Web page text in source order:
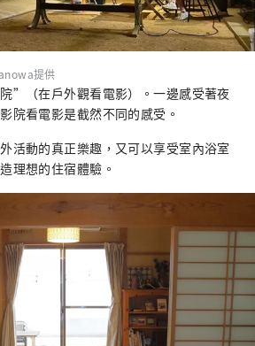
提供
”（在戶外觀看電影）。一邊感受著夜
院看電影是截然不同的感受。
活動的真正樂趣，又可以享受室內浴室
理想的住宿體驗。